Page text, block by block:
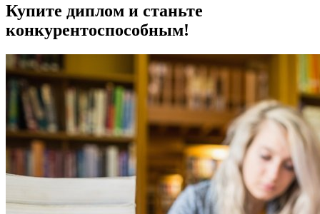
Купите диплом и станьте
конкурентоспособным!